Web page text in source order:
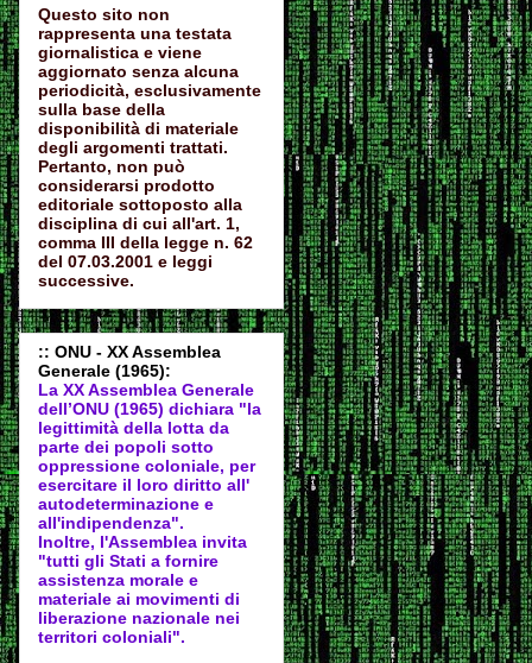
Questo sito non
rappresenta una testata
giornalistica e viene
aggiornato senza alcuna
periodicità, esclusivamente
sulla base della
disponibilità di materiale
degli argomenti trattati.
Pertanto, non può
considerarsi prodotto
editoriale sottoposto alla
disciplina di cui all'art. 1,
comma III della legge n. 62
del 07.03.2001 e leggi
successive.
:: ONU - XX Assemblea
Generale (1965):
La XX Assemblea Generale
dell’ONU (1965) dichiara "la
legittimità della lotta da
parte dei popoli sotto
oppressione coloniale, per
esercitare il loro diritto all'
autodeterminazione e
all'indipendenza".
Inoltre, l'Assemblea invita
"tutti gli Stati a fornire
assistenza morale e
materiale ai movimenti di
liberazione nazionale nei
territori coloniali".